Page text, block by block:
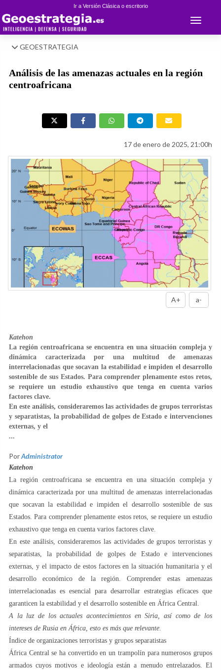
Ir a Versión Clásica o escritorio
Toggle
GEOESTRATEGIA
Análisis de las amenazas actuales en la región
centroafricana
17 de enero de 2025, 21:00h
A+ a-
Katehon
La región centroafricana se encuentra en una situación compleja y
dinámica caracterizada por una multitud de amenazas
interrelacionadas que socavan la estabilidad e impiden el desarrollo
sostenible de sus Estados. Para comprender plenamente estos retos,
se requiere un estudio exhaustivo que tenga en cuenta varios
factores clave.
En este análisis, consideraremos las actividades de grupos terroristas
y separatistas, la probabilidad de golpes de Estado e intervenciones
externas, y el
...
PorAdministrator
Katehon
La región centroafricana se encuentra en una situación compleja y
dinámica caracterizada por una multitud de amenazas interrelacionadas
que socavan la estabilidad e impiden el desarrollo sostenible de sus
Estados. Para comprender plenamente estos retos, se requiere un estudio
exhaustivo que tenga en cuenta varios factores clave.
En este análisis, consideraremos las actividades de grupos terroristas y
separatistas, la probabilidad de golpes de Estado e intervenciones
externas, y el impacto de estos factores en la situación humanitaria y el
desarrollo económico de la región. Comprender estas amenazas
interrelacionadas es esencial para desarrollar estrategias eficaces que
garanticen la estabilidad y el desarrollo sostenible en África Central.
A la luz de los actuales acontecimientos en Siria, así como de los
intereses de Rusia en África, esto es más que relevante.
Índice de organizaciones terroristas y grupos separatistas
África Central se ha convertido en un trampolín para numerosos grupos
armados cuyos motivos e ideología están a menudo entrelazados. El